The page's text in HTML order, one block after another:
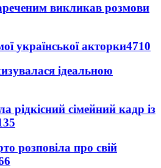
викликав розмови
української акторки4710
ідеальною
рідкісний сімейний кадр із
розповіла про свій